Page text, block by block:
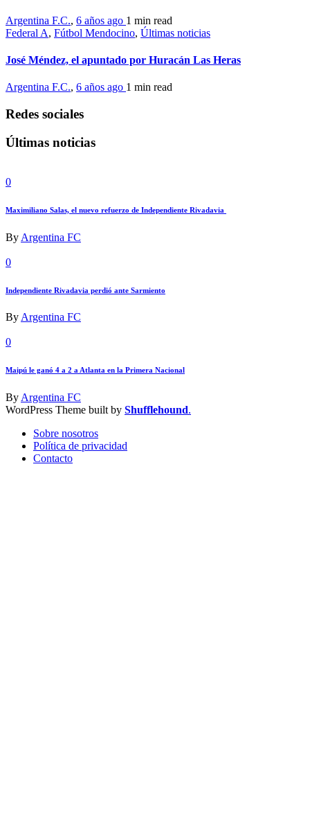
Argentina F.C., 6 años ago 1 min read
Federal A, Fútbol Mendocino, Últimas noticias
José Méndez, el apuntado por Huracán Las Heras
Argentina F.C., 6 años ago 1 min read
Redes sociales
Últimas noticias
0
Maximiliano Salas, el nuevo refuerzo de Independiente Rivadavia
By Argentina FC
0
Independiente Rivadavia perdió ante Sarmiento
ByArgentina FC
0
Maipú le ganó 4 a 2 a Atlanta en la Primera Nacional
ByArgentina FC
WordPress Theme built by Shufflehound.
Sobre nosotros
Política de privacidad
Contacto